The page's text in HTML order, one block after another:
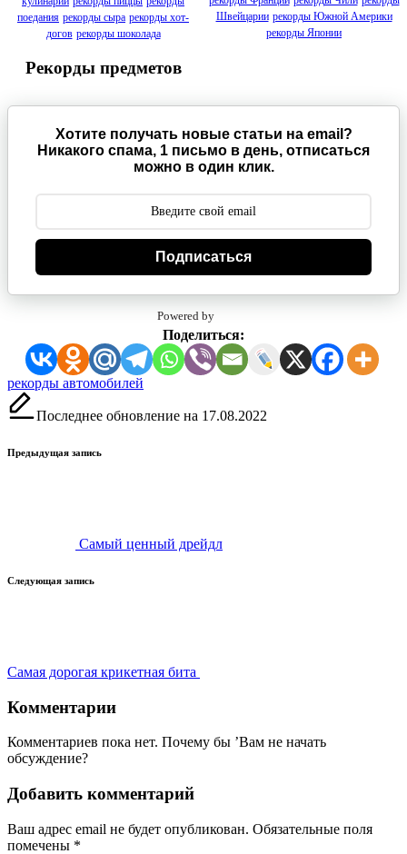
поедания рекорды сыра рекорды хот-
догов рекорды шоколада
Рекорды предметов
Швейцарии рекорды Южной Америки
рекорды Японии
Хотите получать новые статьи на email?
Никакого спама, 1 письмо в день, отписаться
можно в один клик.
Подписаться
Powered by
Поделиться:
Метки:
рекорды автомобилей
Последнее обновление на 17.08.2022
Навигация
Предыдущая запись
Самый ценный дрейдл
Следующая запись
Самая дорогая крикетная бита
Комментарии
Комментариев пока нет. Почему бы ’Вам не начать
обсуждение?
Добавить комментарий
Ваш адрес email не будет опубликован. Обязательные поля
помечены *